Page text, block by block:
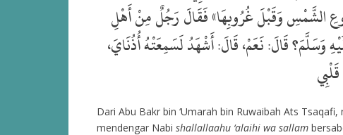
الشَّمْسِ وَقَبْلَ غُرُوبِهَا» فَقَالَ رَجُلٌ مِنْ أَهْلِ
وَسَلَّمَ؟ قَالَ: نَعَمْ، قَالَ: أَشْهَدُ لَسَمِعَتْهُ أُذُنَايَ،
Dari Abu Bakr bin ‘Umarah bin Ruwaibah Ats
mendengar Nabi shallallaahu ‘alaihi wa sallam